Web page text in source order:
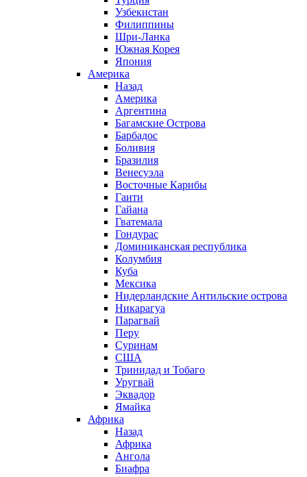
Узбекистан
Филиппины
Шри-Ланка
Южная Корея
Япония
Америка
Назад
Америка
Аргентина
Багамские Острова
Барбадос
Боливия
Бразилия
Венесуэла
Восточные Карибы
Гаити
Гайана
Гватемала
Гондурас
Доминиканская республика
Колумбия
Куба
Мексика
Нидерландские Антильские острова
Никарагуа
Парагвай
Перу
Суринам
США
Тринидад и Тобаго
Уругвай
Эквадор
Ямайка
Африка
Назад
Африка
Ангола
Биафра